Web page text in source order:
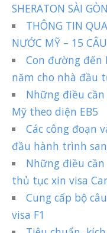
SHERATON SÀI
THÔNG TIN
NƯỚC MỸ – 15
Con đường đến
năm cho nhà đầu
Những điều
Mỹ theo diện EB5
Các công đoạn
đầu hành trình
Những điều
thủ tục xin visa
Cung cấp bộ
visa F1